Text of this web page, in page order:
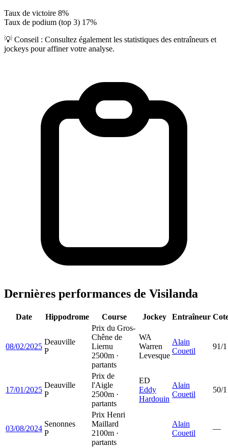
Taux de victoire 8%
Taux de podium (top 3) 17%
💡 Conseil : Consultez également les statistiques des entraîneurs et
jockeys pour affiner votre analyse.
Dernières performances de Visilanda
Date Hippodrome Course Jockey Entraîneur
08/02/2025
Deauville
P
Prix du Gros-
Chêne de
Liernu
2500m ·
partants
WA
Warren
Levesque
Alain
Couetil
91/1
17/01/2025
Deauville
P
Prix de
l'Aigle
2500m ·
partants
ED
Eddy
Hardouin
Alain
Couetil
50/1
03/08/2024
Senonnes
P
Prix Henri
Maillard
2100m ·
partants
Alain
Couetil
—